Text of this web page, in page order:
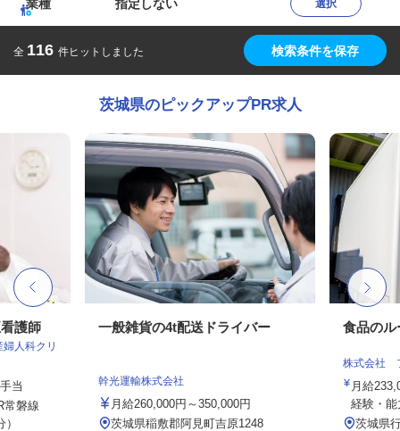
業種 指定しない 選択
全 116 件ヒットしました 検索条件を保存
茨城県のピックアップPR求人
護師
人科クリ
当
常磐線
一般雑貨の4t配送ドライバー
幹光運輸株式会社
月給260,000円～350,000円
茨城県稲敷郡阿見町吉原1248
食品のル
株式会社
月給
経験・
茨城県